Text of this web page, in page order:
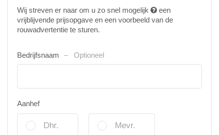
Wij streven er naar om u zo snel mogelijk
een
vrijblijvende prijsopgave en een voorbeeld van de
rouwadvertentie te sturen.
Bedrijfsnaam Optioneel
Aanhef
Dhr. Mevr.